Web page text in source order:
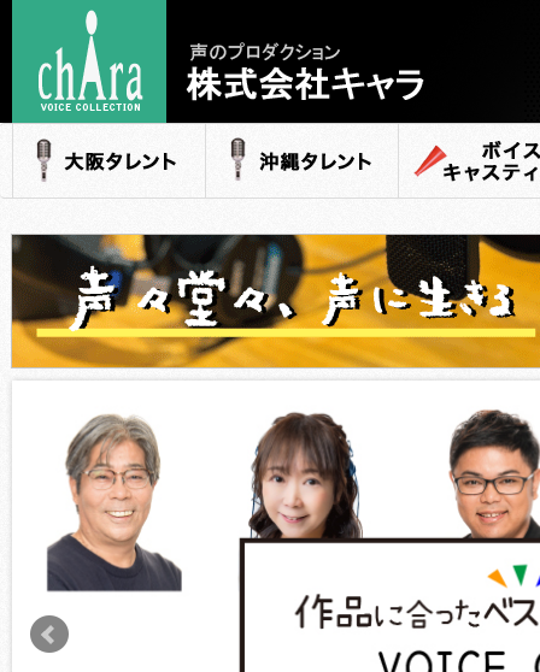
声のプロダクション
- 株式会社キャラ
大阪タレント 沖縄タレント ボイスキャステ